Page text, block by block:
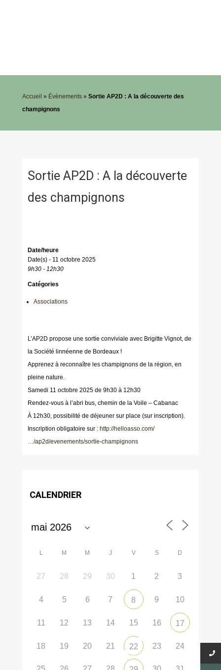
Accueil » Évènements» Sortie AP2D : A la découverte des
champignons
Sortie AP2D : A la découverte
des champignons
Date/heure
Date(s) - 11 octobre 2025
9h30 - 12h30
Catégories
Associations
L’AP2D propose une sortie conviviale avec Brigitte Vignot, de
la Société linnéenne de Bordeaux !
Apprenez à reconnaître les champignons de la région, en
pleine nature.
Samedi 11 octobre 2025 de 9h30 à 12h30
Rendez-vous à l’abri bus, chemin de la Voile – Cabanac
À 12h30, possibilité de déjeuner sur place (sur inscription).
Inscription obligatoire sur : http://helloasso.com/
…/ap2d/evenements/sortie-champignons
CALENDRIER
L M M J V S D
27 28 29 30 1 2 3
4 5 6 7 8 9 10
11 12 13 14 15 16 17
18 19 20 21 22 23 24